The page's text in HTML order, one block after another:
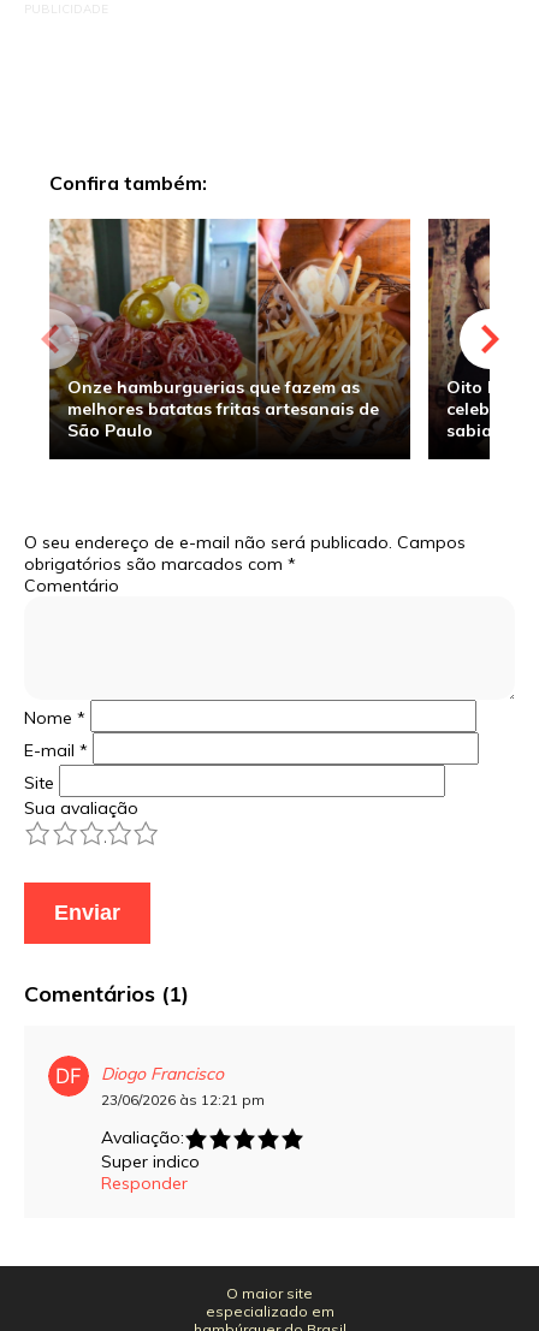
PUBLICIDADE
Confira também:
Onze hamburguerias que fazem as
melhores batatas fritas artesanais de
São Paulo
Oito
sabia
O seu endereço de e-mail não será publicado. Campos
obrigatórios são marcados com *
Comentário
Nome *
E-mail *
Site
Sua avaliação
5
4
3
2
Comentários (1)
Diogo Francisco
23/06/2026 às 12:21 pm
Avaliação:
Super indico
Responder
O maior site
especializado em